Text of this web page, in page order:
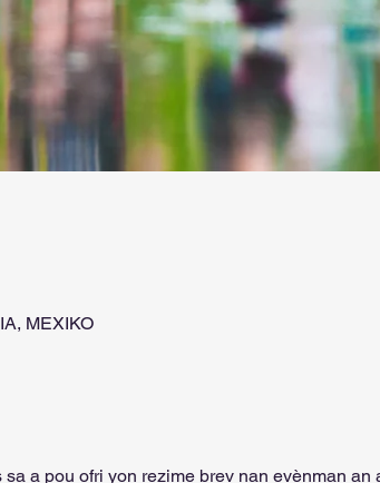
MEXIKO
a pou ofri yon rezime brev nan evènman an